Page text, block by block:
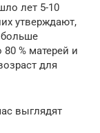
лет 5-10
утверждают,
% матерей и
для
выглядят